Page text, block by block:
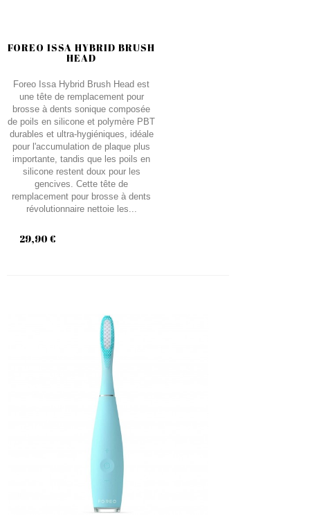
FOREO ISSA HYBRID BRUSH
HEAD
Foreo Issa Hybrid Brush Head est
une tête de remplacement pour
brosse à dents sonique composée
de poils en silicone et polymère PBT
durables et ultra-hygiéniques, idéale
pour l'accumulation de plaque plus
importante, tandis que les poils en
silicone restent doux pour les
gencives. Cette tête de
remplacement pour brosse à dents
révolutionnaire nettoie les...
29,90 €